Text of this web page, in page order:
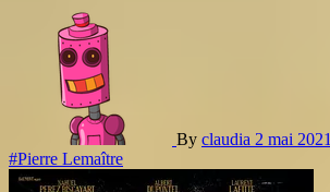
By claudia 2 mai 2021
#Pierre Lemaître